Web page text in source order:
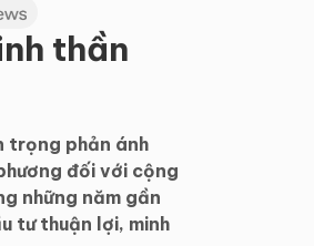
thần
trọng phản ánh
đối với cộng
những năm gần
tư thuận lợi, minh